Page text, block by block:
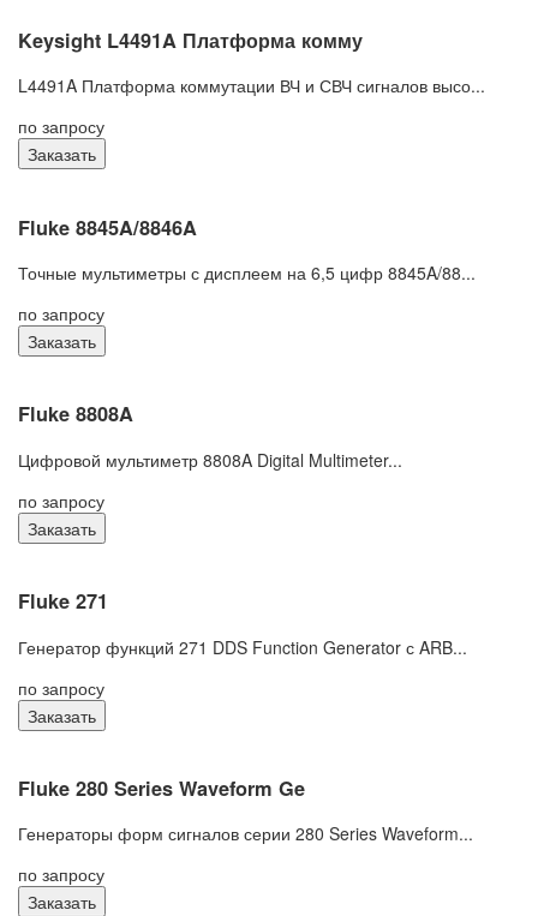
Keysight L4491A Платформа комму
L4491A Платформа коммутации ВЧ и СВЧ сигналов высо...
по запросу
Заказать
Fluke 8845A/8846A
Точные мультиметры с дисплеем на 6,5 цифр 8845A/88...
по запросу
Заказать
Fluke 8808A
Цифровой мультиметр 8808A Digital Multimeter...
по запросу
Заказать
Fluke 271
Генератор функций 271 DDS Function Generator с ARB...
по запросу
Заказать
Fluke 280 Series Waveform Ge
Генераторы форм сигналов серии 280 Series Waveform...
по запросу
Заказать